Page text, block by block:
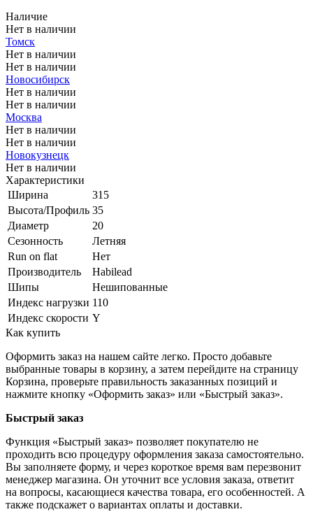
Наличие
Нет в наличии
Томск
Нет в наличии
Нет в наличии
Новосибирск
Нет в наличии
Нет в наличии
Москва
Нет в наличии
Нет в наличии
Новокузнецк
Нет в наличии
Характеристики
Ширина
315
Высота/Профиль 35
Диаметр
20
Сезонность
Летняя
Run on flat
Нет
Производитель
Habilead
Шипы
Нешипованные
Индекс нагрузки 110
Индекс скорости Y
Как купить
Оформить заказ на нашем сайте легко. Просто добавьте
выбранные товары в корзину, а затем перейдите на страницу
Корзина, проверьте правильность заказанных позиций и
нажмите кнопку «Оформить заказ» или «Быстрый заказ».
Быстрый заказ
Функция «Быстрый заказ» позволяет покупателю не
проходить всю процедуру оформления заказа самостоятельно.
Вы заполняете форму, и через короткое время вам перезвонит
менеджер магазина. Он уточнит все условия заказа, ответит
на вопросы, касающиеся качества товара, его особенностей. А
также подскажет о вариантах оплаты и доставки.